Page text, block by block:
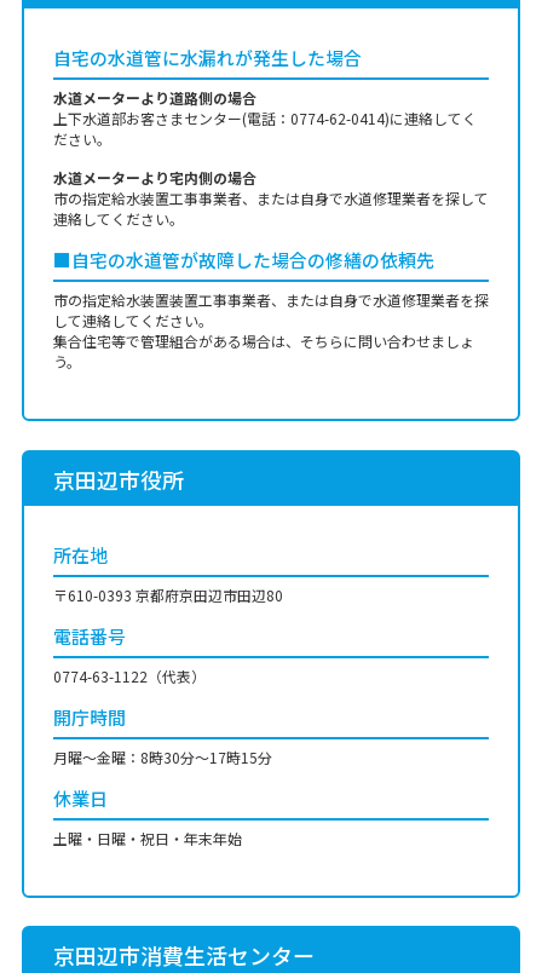
自宅の水道管に水漏れが発生した場合
水道メーターより道路側の場合
上下水道部お客さまセンター(電話：0774-62-0414)に連絡してく
ださい。
水道メーターより宅内側の場合
市の指定給水装置工事事業者、または自身で水道修理業者を探して
連絡してください。
■自宅の水道管が故障した場合の修繕の依頼先
市の指定給水装置装置工事事業者、または自身で水道修理業者を探
して連絡してください。
集合住宅等で管理組合がある場合は、そちらに問い合わせましょ
う。
京田辺市役所
所在地
〒610-0393 京都府京田辺市田辺80
電話番号
0774-63-1122（代表）
開庁時間
月曜〜金曜：8時30分～17時15分
休業日
土曜・日曜・祝日・年末年始
京田辺市消費生活センター